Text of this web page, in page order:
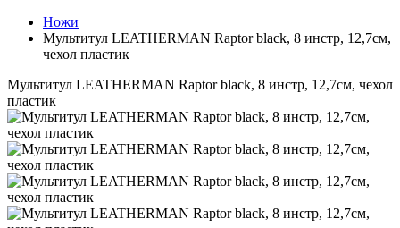
Ножи
Мультитул LEATHERMAN Raptor black, 8 инстр, 12,7см,
чехол пластик
Мультитул LEATHERMAN Raptor black, 8 инстр, 12,7см, чехол
пластик